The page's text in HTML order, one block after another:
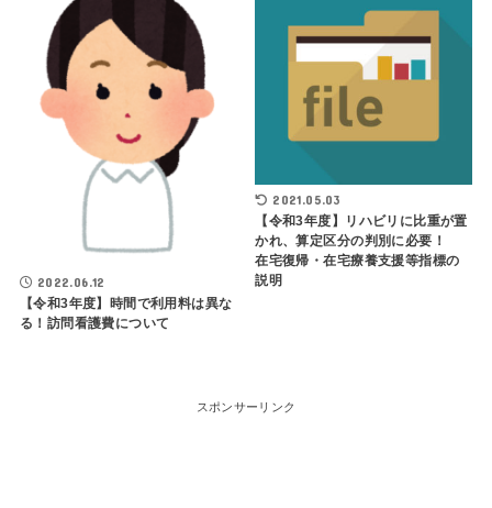
2022.06.12
【令和3年度】時間で利用料は異な
る！訪問看護費について
2021.05.03
【令和3年度】リハビリに比重が置
かれ、算定区分の判別に必要！
在宅復帰・在宅療養支援等指標の
説明
スポンサーリンク